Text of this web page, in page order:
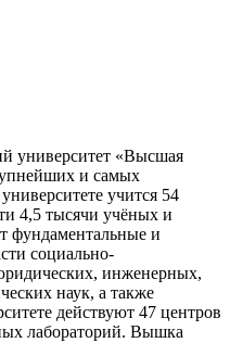
университет «Высшая
и самых
учится 54
4,5 тысячи учёных и
фундаментальные и
социально-
инженерных,
наук, а также
действуют 47 центров
лабораторий. Вышка